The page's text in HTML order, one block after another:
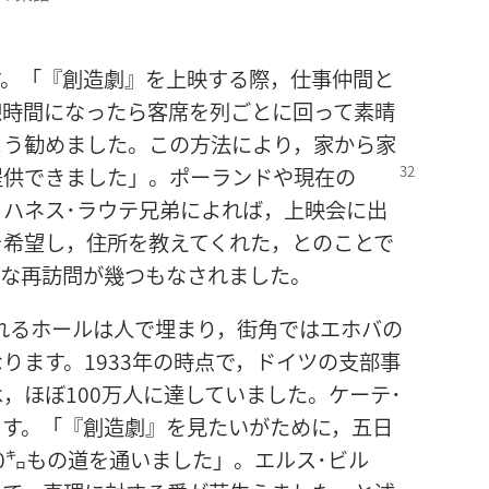
「『創造​劇』を​上映​する​際，仕事​仲間​と
間​に​なっ​たら​客席​を​列​ごと​に​回っ​て​素晴
勧め​まし​た。この​方法​に​より，家​から​家​
でき​まし​た」。ポーランド​や​現在​の​
ネス​･​ラウテ​兄弟​に​よれ​ば，上映​会​に​出
望​し，住所​を​教え​て​くれ​た，と​の​こと​で
再​訪問​が​幾つ​も​なさ​れ​まし​た。
ホール​は​人​で​埋まり，街角​で​は​エホバ​の​
ます。1933​年​の​時点​で，ドイツ​の​支部​事
ほぼ​100万​人​に​達し​て​い​まし​た。ケーテ​･​
。「『創造​劇』を​見​たい​が​ため​に，五​日​
も​の​道​を​通い​まし​た」。エルス​･​ビル